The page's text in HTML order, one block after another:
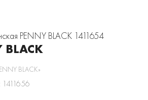
PENNY BLACK 1411654
BLACK
BLACK»